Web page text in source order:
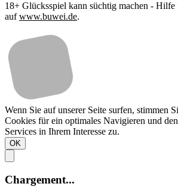
18+ Glücksspiel kann süchtig machen - Hilfe
aufwww.buwei.de.
Wenn Sie auf unserer Seite surfen, stimmen
Cookies für ein optimales Navigieren und
Services in Ihrem Interesse zu.
OK
Chargement...